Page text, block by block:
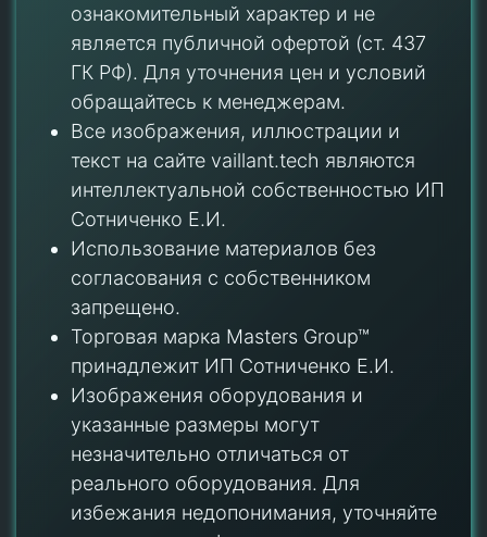
ознакомительный характер и не
является публичной офертой (ст. 437
ГК РФ). Для уточнения цен и условий
обращайтесь к менеджерам.
Все изображения, иллюстрации и
текст на сайте vaillant.tech являются
интеллектуальной собственностью ИП
Сотниченко Е.И.
Использование материалов без
согласования с собственником
запрещено.
Торговая марка Masters Group™
принадлежит ИП Сотниченко Е.И.
Изображения оборудования и
указанные размеры могут
незначительно отличаться от
реального оборудования. Для
избежания недопонимания, уточняйте